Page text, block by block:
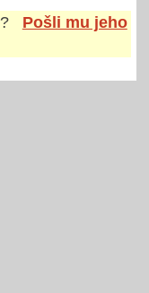
?
Pošli mu jeho